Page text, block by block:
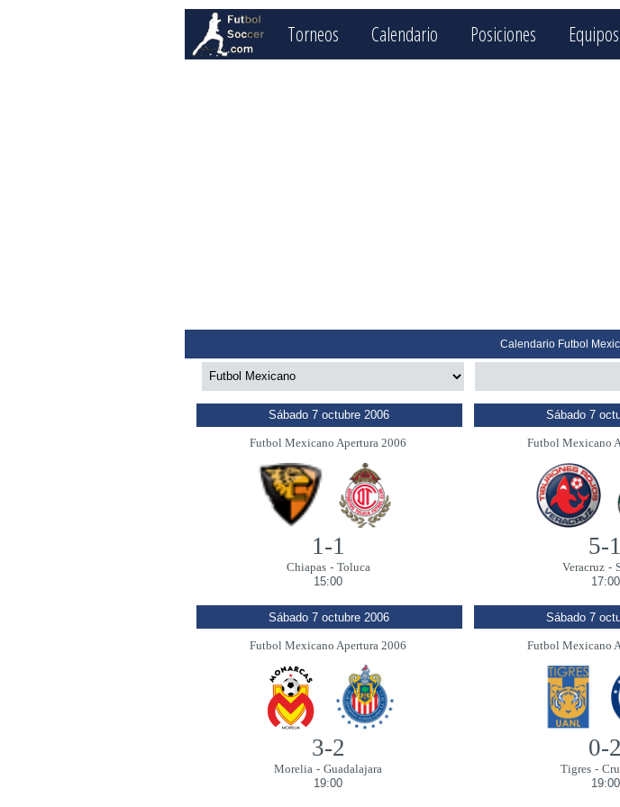
Torneos Calendario Posiciones Equipos
Calendario Futbol
Sábado 7 octubre 2006
Futbol Mexicano Apertura 2006
1-1
Chiapas- Toluca
15:00
Sábado 7
Futbol Mexicano
5-1
Veracruz -
17:00
Sábado 7 octubre 2006
Futbol Mexicano Apertura 2006
3-2
Morelia - Guadalajara
19:00
Sábado 7
Futbol Mexicano
0-2
Tigres-
19:00